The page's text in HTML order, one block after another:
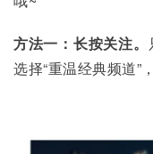
方法一：长按关注。
选择“重温经典频道”